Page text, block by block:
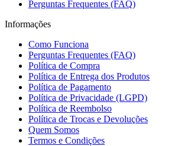
Perguntas Frequentes (FAQ)
Informações
Como Funciona
Perguntas Frequentes (FAQ)
Política de Compra
Política de Entrega dos Produtos
Política de Pagamento
Política de Privacidade (LGPD)
Política de Reembolso
Política de Trocas e Devoluções
Quem Somos
Termos e Condições